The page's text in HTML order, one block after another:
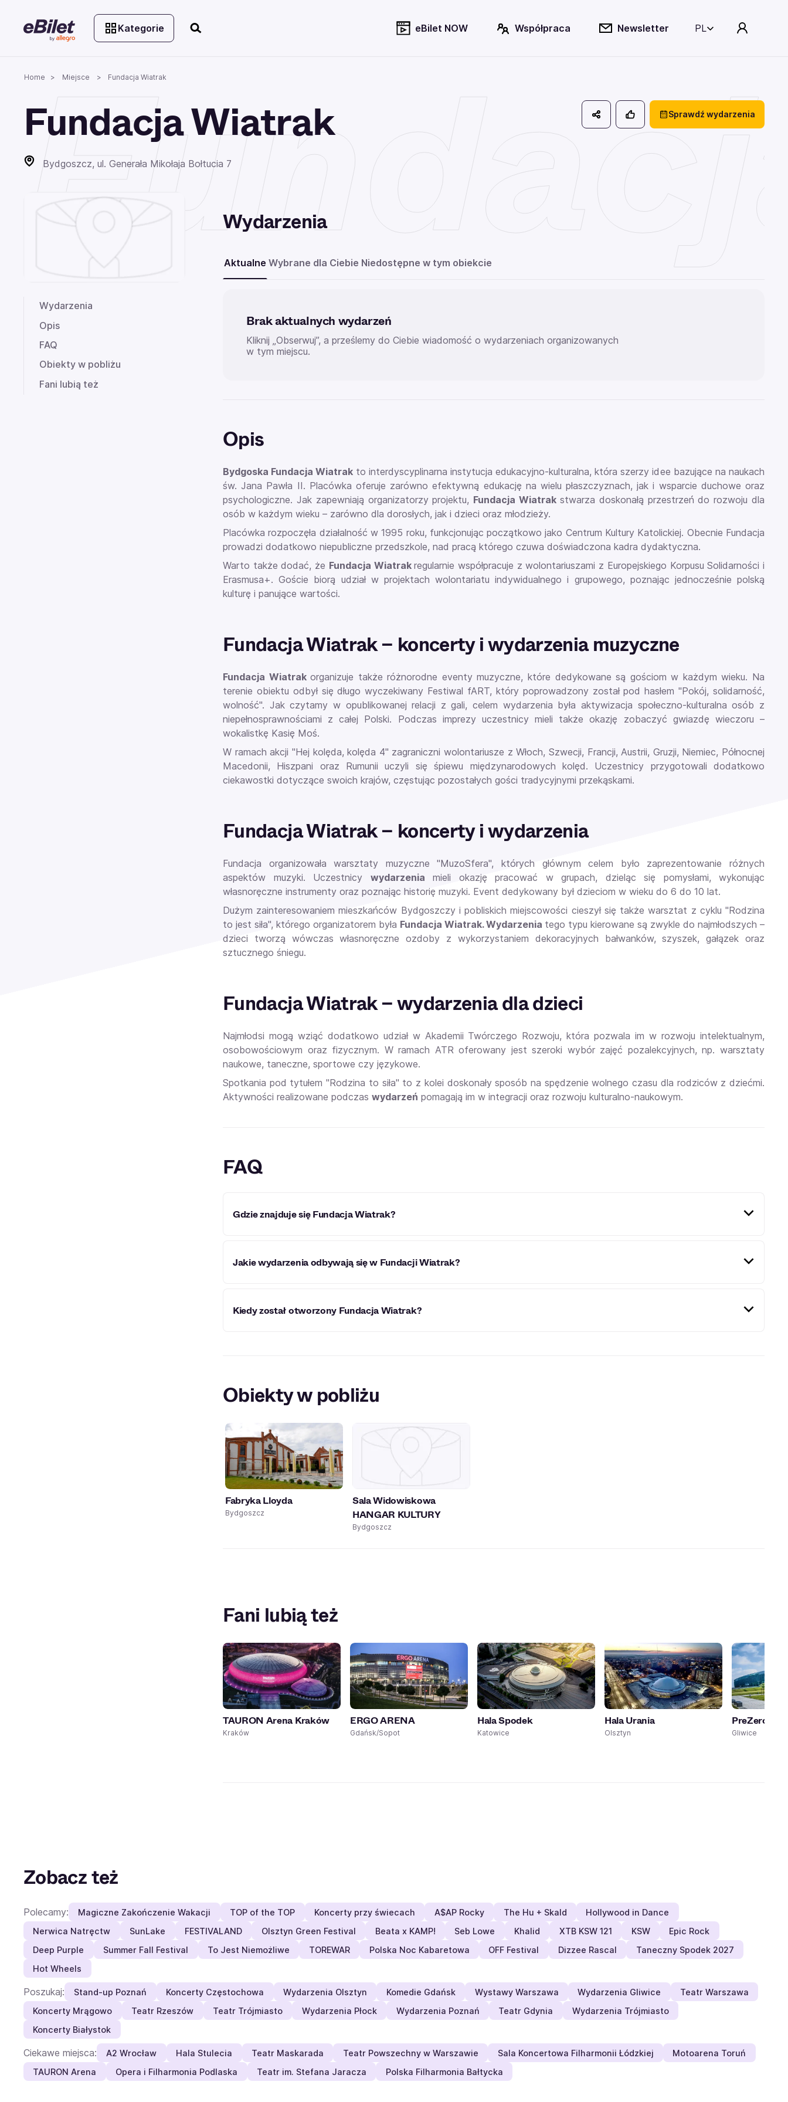
Kategorie eBilet NOW Współpraca Newsletter PL
Home Miejsce Fundacja Wiatrak
Fundacja Wiatrak
Bydgoszcz, ul. Generała Mikołaja Bołtucia 7
Sprawdź wydarzenia
Wydarzenia
Opis
FAQ
Obiekty w pobliżu
Fani lubią też
Wydarzenia
Aktualne Wybrane dla Ciebie Niedostępne w tym obiekcie
Brak aktualnych wydarzeń
Kliknij „Obserwuj”, a prześlemy do Ciebie wiadomość o wydarzeniach organizowanych
w tym miejscu.
Opis
Bydgoska Fundacja Wiatrak to interdyscyplinarna instytucja edukacyjno-kulturalna, która szerzy idee bazujące na naukach
św. Jana Pawła II. Placówka oferuje zarówno efektywną edukację na wielu płaszczyznach, jak i wsparcie duchowe oraz
psychologiczne. Jak zapewniają organizatorzy projektu, Fundacja Wiatrak stwarza doskonałą przestrzeń do rozwoju dla
osób w każdym wieku – zarówno dla dorosłych, jak i dzieci oraz młodzieży.
Placówka rozpoczęła działalność w 1995 roku, funkcjonując początkowo jako Centrum Kultury Katolickiej. Obecnie Fundacja
prowadzi dodatkowo niepubliczne przedszkole, nad pracą którego czuwa doświadczona kadra dydaktyczna.
Warto także dodać, że Fundacja Wiatrakregularnie współpracuje z wolontariuszami z Europejskiego Korpusu Solidarności i
Erasmusa+. Goście biorą udział w projektach wolontariatu indywidualnego i grupowego, poznając jednocześnie polską
kulturę i panujące wartości.
Fundacja Wiatrak – koncerty i wydarzenia muzyczne
Fundacja Wiatrakorganizuje także różnorodne eventy muzyczne, które dedykowane są gościom w każdym wieku. Na
terenie obiektu odbył się długo wyczekiwany Festiwal fART, który poprowadzony został pod hasłem "Pokój, solidarność,
wolność". Jak czytamy w opublikowanej relacji z gali, celem wydarzenia była aktywizacja społeczno-kulturalna osób z
niepełnosprawnościami z całej Polski. Podczas imprezy uczestnicy mieli także okazję zobaczyć gwiazdę wieczoru –
wokalistkę Kasię Moś.
W ramach akcji "Hej kolęda, kolęda 4" zagraniczni wolontariusze z Włoch, Szwecji, Francji, Austrii, Gruzji, Niemiec, Północnej
Macedonii, Hiszpani oraz Rumunii uczyli się śpiewu międzynarodowych kolęd. Uczestnicy przygotowali dodatkowo
ciekawostki dotyczące swoich krajów, częstując pozostałych gości tradycyjnymi przekąskami.
Fundacja Wiatrak – koncerty i wydarzenia
Fundacja organizowała warsztaty muzyczne "MuzoSfera", których głównym celem było zaprezentowanie różnych
aspektów muzyki. Uczestnicy wydarzenia mieli okazję pracować w grupach, dzieląc się pomysłami, wykonując
własnoręczne instrumenty oraz poznając historię muzyki. Event dedykowany był dzieciom w wieku do 6 do 10 lat.
Dużym zainteresowaniem mieszkańców Bydgoszczy i pobliskich miejscowości cieszył się także warsztat z cyklu "Rodzina
to jest siła", którego organizatorem była Fundacja Wiatrak. Wydarzenia tego typu kierowane są zwykle do najmłodszych –
dzieci tworzą wówczas własnoręczne ozdoby z wykorzystaniem dekoracyjnych bałwanków, szyszek, gałązek oraz
sztucznego śniegu.
Fundacja Wiatrak – wydarzenia dla dzieci
Najmłodsi mogą wziąć dodatkowo udział w Akademii Twórczego Rozwoju, która pozwala im w rozwoju intelektualnym,
osobowościowym oraz fizycznym. W ramach ATR oferowany jest szeroki wybór zajęć pozalekcyjnych, np. warsztaty
naukowe, taneczne, sportowe czy językowe.
Spotkania pod tytułem "Rodzina to siła" to z kolei doskonały sposób na spędzenie wolnego czasu dla rodziców z dziećmi.
Aktywności realizowane podczas wydarzeń pomagają im w integracji oraz rozwoju kulturalno-naukowym.
FAQ
Gdzie znajduje się Fundacja Wiatrak?
Jakie wydarzenia odbywają się w Fundacji Wiatrak?
imprezy często nie są niezbędne – wstęp na eventy jest wolny.
Kiedy został otworzony Fundacja Wiatrak?
Obiekty w pobliżu
Fabryka Lloyda
Bydgoszcz
Sala Widowiskowa
HANGAR KULTURY
Bydgoszcz
Fani lubią też
TAURON Arena Kraków
Kraków
ERGO ARENA
Gdańsk/Sopot
Hala Spodek
Katowice
Hala Urania
Olsztyn
PreZero
Gliwice
Zobacz też
Polecamy: Magiczne Zakończenie Wakacji TOP of the TOP Koncerty przy świecach A$AP Rocky The Hu + Skald
Hollywood in Dance
Nerwica Natręctw
SunLake FESTIVALAND Olsztyn Green Festival Beata x KAMP! Seb Lowe Khalid XTB KSW 121 KSW
Epic Rock
Deep Purple
Summer Fall Festival To Jest Niemożliwe TOREWAR Polska Noc Kabaretowa OFF Festival Dizzee Rascal
Taneczny Spodek 2027
Hot Wheels
Poszukaj: Stand-up Poznań Koncerty Częstochowa Wydarzenia Olsztyn Komedie Gdańsk Wystawy Warszawa Wydarzenia Gliwice
Teatr Warszawa
Koncerty Mrągowo
Teatr Rzeszów Teatr Trójmiasto Wydarzenia Płock Wydarzenia Poznań Teatr Gdynia
Wydarzenia Trójmiasto
Koncerty Białystok
Ciekawe miejsca: A2 Wrocław Hala Stulecia Teatr Maskarada Teatr Powszechny w Warszawie Sala Koncertowa Filharmonii Łódzkiej
Motoarena Toruń
TAURON Arena
Opera i Filharmonia Podlaska Teatr im. Stefana Jaracza Polska Filharmonia Bałtycka